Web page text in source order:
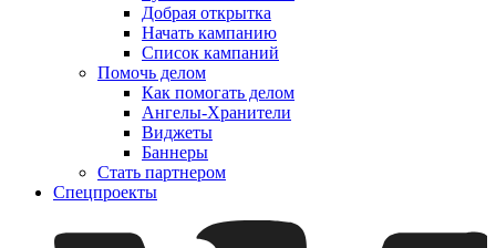
Добрая открытка
Начать кампанию
Список кампаний
Помочь делом
Как помогать делом
Ангелы-Хранители
Виджеты
Баннеры
Стать партнером
Спецпроекты